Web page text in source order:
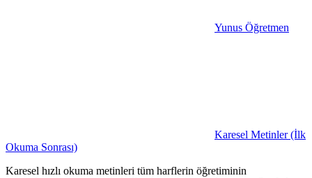
Yunus Öğretmen
Karesel Metinler (İlk
Okuma Sonrası)
Karesel hızlı okuma metinleri tüm harflerin öğretiminin